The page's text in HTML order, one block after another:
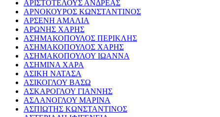
ΑΡΙΣΤΟΤΕΛΟΥΣ ΑΝΔΡΕΑΣ
ΑΡΝΟΚΟΥΡΟΣ ΚΩΝΣΤΑΝΤΙΝΟΣ
ΑΡΣΕΝΗ ΑΜΑΛΙΑ
ΑΡΩΝΗΣ ΧΑΡΗΣ
ΑΣΗΜΑΚΟΠΟΥΛΟΣ ΠΕΡΙΚΛΗΣ
ΑΣΗΜΑΚΟΠΟΥΛΟΣ ΧΑΡΗΣ
ΑΣΗΜΑΚΟΠΟΥΛΟΥ ΙΩΑΝΝΑ
ΑΣΗΜΙΝΑ ΧΑΡΑ
ΑΣΙΚΗ ΝΑΤΑΣΑ
ΑΣΙΚΟΓΛΟΥ ΒΑΣΩ
ΑΣΚΑΡΟΓΛΟΥ ΓΙΑΝΝΗΣ
ΑΣΛΑΝΟΓΛΟΥ ΜΑΡΙΝΑ
ΑΣΠΙΩΤΗΣ ΚΩΝΣΤΑΝΤΙΝΟΣ